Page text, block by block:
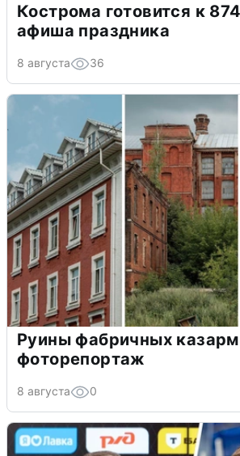
Кострома готовится к
афиша праздника
8 августа 36
Руины фабричных
фоторепортаж
8 августа 0